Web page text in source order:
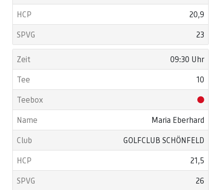
20,9
23
09:30 Uhr
10
Maria Eberhard
GOLFCLUB SCHÖNFELD
21,5
26